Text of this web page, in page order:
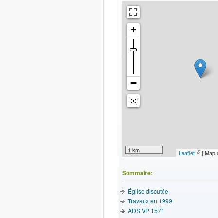
1 km Leaflet(le lien
| Map
Sommaire:
Église discutée
Travaux en 1999
ADS VP 1571